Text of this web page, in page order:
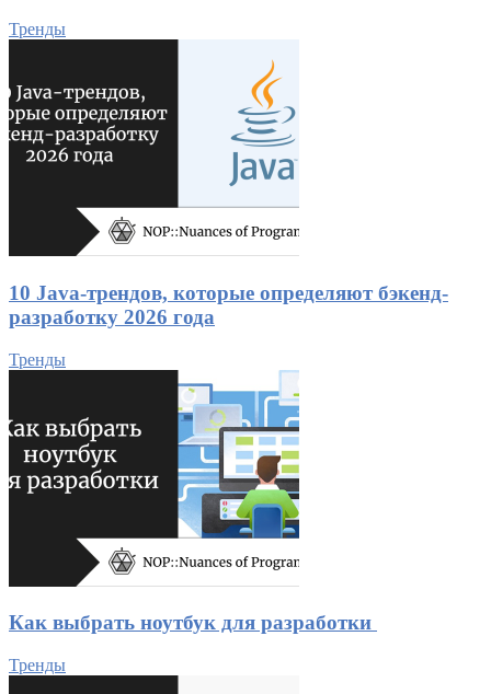
Тренды
10 Java-трендов, которые определяют бэкенд-
разработку 2026 года
Тренды
Как выбрать ноутбук для разработки
Тренды